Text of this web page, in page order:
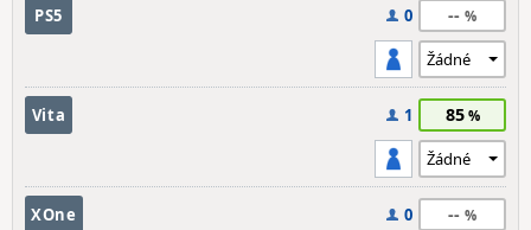
PS5 0 --
Vita 1 85
XOne 0 --